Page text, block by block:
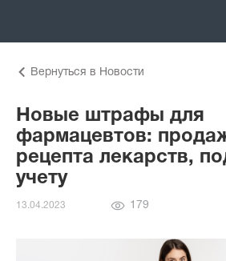
Вернуться в Новости
Новые штрафы для
фармацевтов:
рецепта лекарств,
учету
13.04.2023
Количество
179